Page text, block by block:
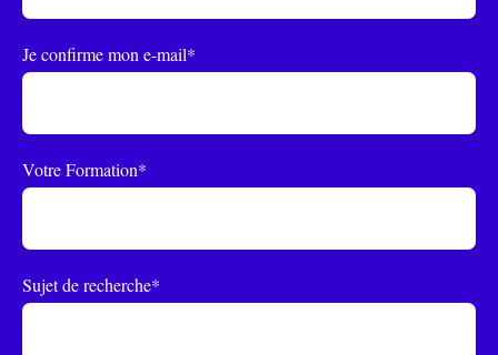
Je confirme mon e-mail*
Votre Formation*
Sujet de recherche*